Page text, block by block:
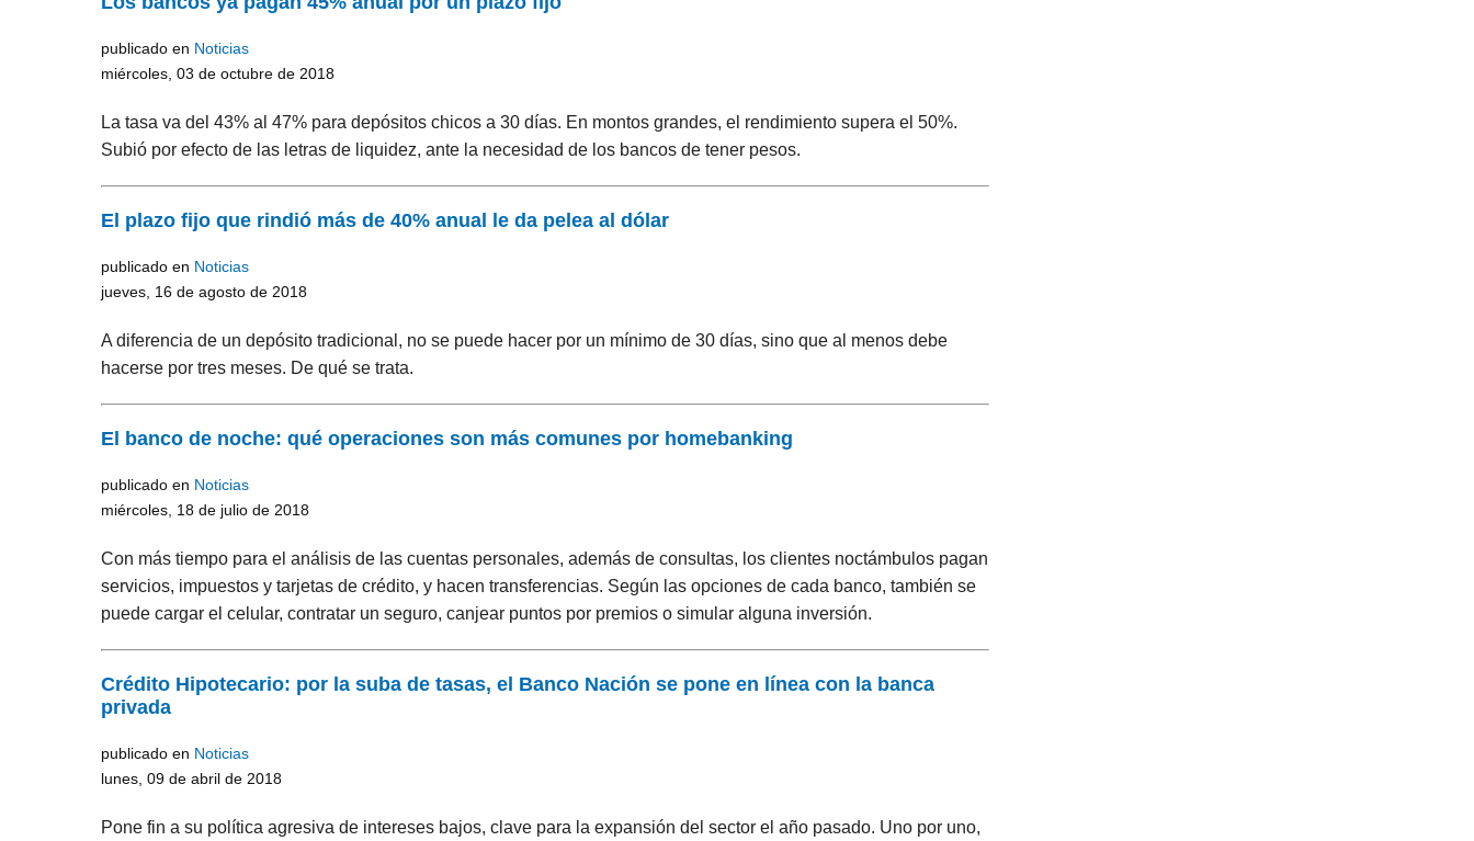
publicado en Noticias
miércoles, 03 de octubre de 2018
La tasa va del 43% al 47% para depósitos chicos a 30 días. En montos grandes, el rendimiento supera el 50%.
Subió por efecto de las letras de liquidez, ante la necesidad de los bancos de tener pesos.
El plazo fijo que rindió más de 40% anual le da pelea al dólar
publicado en Noticias
jueves, 16 de agosto de 2018
A diferencia de un depósito tradicional, no se puede hacer por un mínimo de 30 días, sino que al menos debe
hacerse por tres meses. De qué se trata.
El banco de noche: qué operaciones son más comunes por homebanking
publicado en Noticias
miércoles, 18 de julio de 2018
Con más tiempo para el análisis de las cuentas personales, además de consultas, los clientes noctámbulos pagan
servicios, impuestos y tarjetas de crédito, y hacen transferencias. Según las opciones de cada banco, también se
puede cargar el celular, contratar un seguro, canjear puntos por premios o simular alguna inversión.
Crédito Hipotecario: por la suba de tasas, el Banco Nación se pone en línea con la banca
privada
publicado en Noticias
lunes, 09 de abril de 2018
Pone fin a su política agresiva de intereses bajos, clave para la expansión del sector el año pasado. Uno por uno,